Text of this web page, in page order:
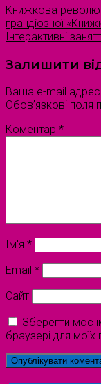
Книжкова
грандіозної
Інтерактивні
Залишити
Ваша e-mail
Обов’язкові поля
Коментар *
Ім'я *
Email *
Сайт
Зберегти моє
браузері для